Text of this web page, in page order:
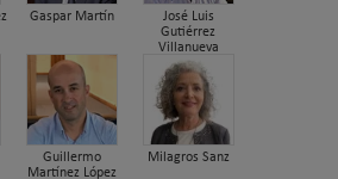
Gaspar Martín
José Luis
Gutiérrez
Villanueva
Guillermo
Martínez López
Milagros Sanz